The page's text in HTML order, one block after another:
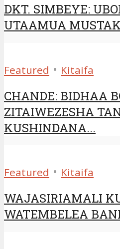
DKT. SIMBEYE:
UTAAMUA
Featured • Kitaifa
CHANDE: BIDHAA
ZITAIWEZESHA
KUSHINDANA...
Featured • Kitaifa
WAJASIRIAMALI
WATEMBELEA